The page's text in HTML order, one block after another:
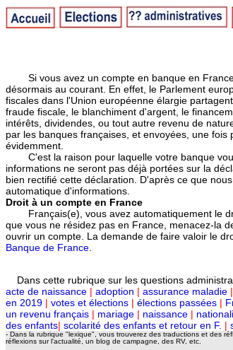
Si vous avez un compte en banque en France
désormais au courant. En effet, le Parlement
fiscales dans l'Union européenne élargie
fraude fiscale, le blanchiment d'argent, le
intérêts, dividendes, ou tout autre revenu de
par les banques françaises, et envoyées, une
évidemment.
C'est la raison pour laquelle votre banque
informations ne seront pas déjà portées sur la
bien rectifié cette déclaration. D'après ce que
automatique d'informations.
Droit à un compte en France
Français(e), vous avez automatiquement le
que vous ne résidez pas en France, menacez-la
ouvrir un compte. La demande de faire valoir le
Banque de France
Dans cette rubrique sur les questions
acte de naissance | adoption | assurance maladie |
en 2019 | votes et élections | élections passées |
un revenu français | mariage | naissance |
des enfants| scolarité des enfants et retour en F. |
- Dans la rubrique "lexique", vous trouverez des traductions et des
réflexions sur l'actualité, un blog de campagne, des RV, etc.